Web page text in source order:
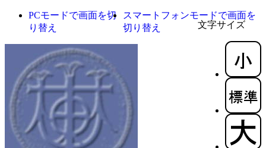
文字サイズ
PCモードで画面を切
り替え
スマートフォンモードで画面を
切り替え